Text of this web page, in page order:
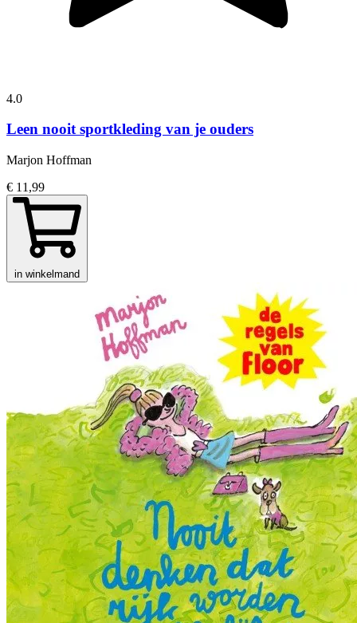
4.0
Leen nooit sportkleding van je ouders
Marjon Hoffman
€ 11,99
in winkelmand